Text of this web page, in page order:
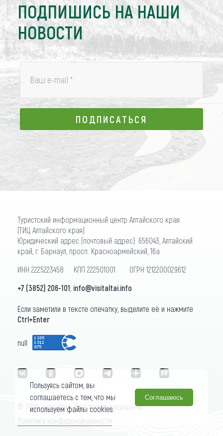
ПОДПИШИСЬ НА НАШИ
НОВОСТИ
Ваш e-mail *
ПОДПИСАТЬСЯ
ПОДПИСАТЬСЯ
Туристский информационный центр Алтайского края
(ТИЦ Алтайского края)
Юридический адрес (почтовый адрес): 656043, Алтайский
край, г. Барнаул, просп. Красноармейский, 16а
ИНН 2225223458 КПП 222501001 ОГРН 1212200029612
+7 (3852) 206-101 info@visitaltai.info
Если заметили в тексте опечатку, выделите её и нажмите
Ctrl+Enter
null
© 2026 «visitaltai» Все права защищены.
Политика конфиденциальности
Пользуясь сайтом, вы
соглашаетесь с тем, что мы
используем файлы cookies.
Соглашаюсь